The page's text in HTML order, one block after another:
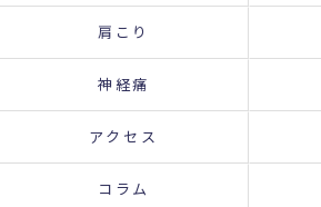
肩こり
神経痛
アクセス
コラム